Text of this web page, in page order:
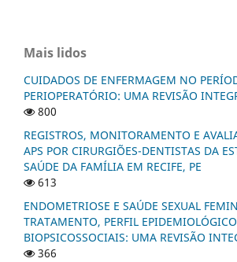
Mais lidos
CUIDADOS DE ENFERMAGEM NO
PERIOPERATÓRIO: UMA REVISÃO
800
REGISTROS, MONITORAMENTO E
APS POR CIRURGIÕES-DENTISTAS DA
SAÚDE DA FAMÍLIA EM RECIFE, PE
613
ENDOMETRIOSE E SAÚDE SEXUAL
TRATAMENTO, PERFIL
BIOPSICOSSOCIAIS: UMA REVISÃO
366